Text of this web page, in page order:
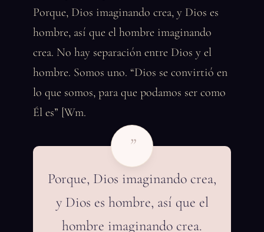
Porque, Dios imaginando crea, y Dios es
hombre, así que el hombre imaginando
crea. No hay separación entre Dios y el
hombre. Somos uno. “Dios se convirtió en
lo que somos, para que podamos ser como
Él es” [Wm.
”
Porque, Dios imaginando crea,
y Dios es hombre, así que el
hombre imaginando crea.